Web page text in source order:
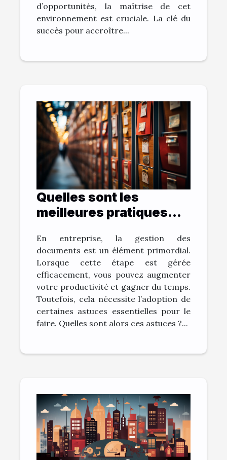
d’opportunités, la maîtrise de cet
environnement est cruciale. La clé du
succès pour accroître...
Quelles sont les
meilleures pratiques
documents et gagner
du temps ?
En entreprise, la gestion des
documents est un élément primordial.
Lorsque cette étape est gérée
efficacement, vous pouvez augmenter
votre productivité et gagner du temps.
Toutefois, cela nécessite l’adoption de
certaines astuces essentielles pour le
faire. Quelles sont alors ces astuces ?...